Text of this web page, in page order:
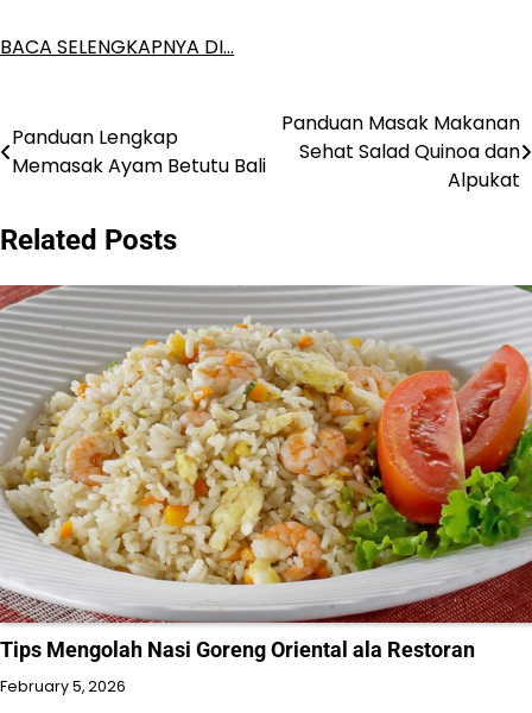
BACA SELENGKAPNYA DI…
Post
navigation
Panduan Lengkap
Memasak Ayam Betutu Bali
Panduan Masak Makanan
Sehat Salad Quinoa dan
Alpukat
Related Posts
Tips Mengolah Nasi Goreng Oriental ala Restoran
February 5, 2026